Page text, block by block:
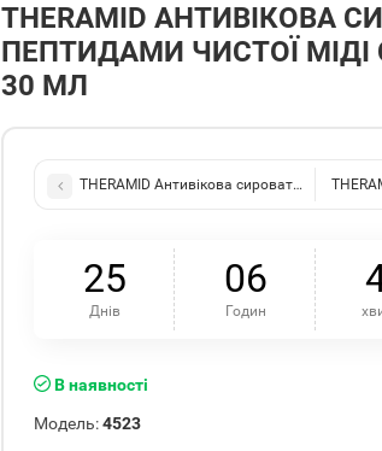
THERAMID АНТИВІКОВА
ПЕПТИДАМИ ЧИСТОЇ МІДІ
30 МЛ
25
Днів
06
Годин
В наявності
Модель: 4523